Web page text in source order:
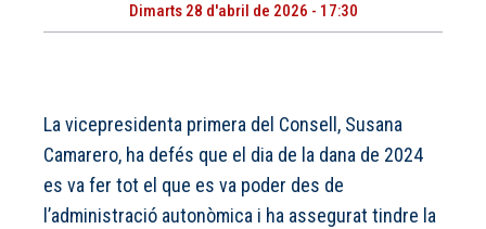
Dimarts 28 d'abril de 2026 - 17:30
La vicepresidenta primera del Consell, Susana
Camarero, ha defés que el dia de la dana de 2024
es va fer tot el que es va poder des de
l’administració autonòmica i ha assegurat tindre la